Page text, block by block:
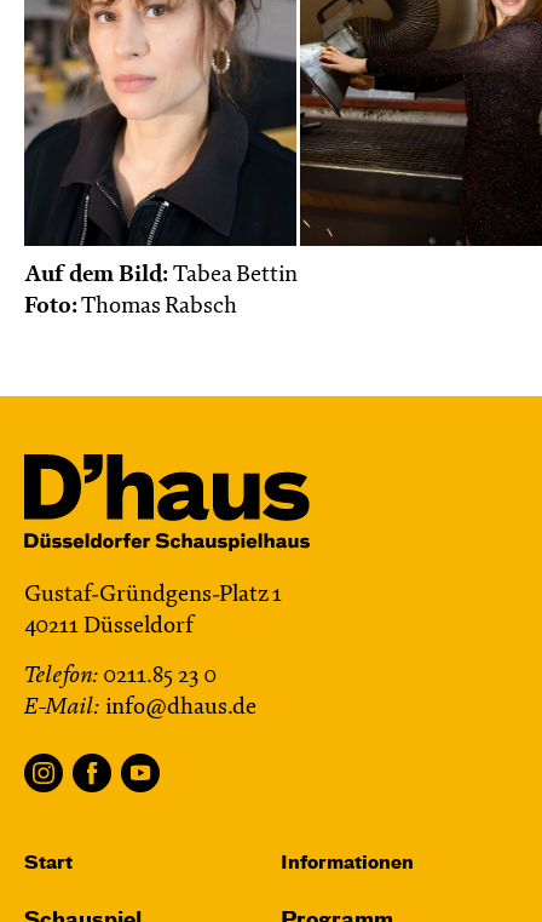
Auf dem Bild: Tabea Bettin
Foto:Thomas Rabsch
Gustaf-Gründgens-Platz 1
40211 Düsseldorf
Telefon: 0211.85 23 0
E-Mail: info@dhaus.de
Start Informationen